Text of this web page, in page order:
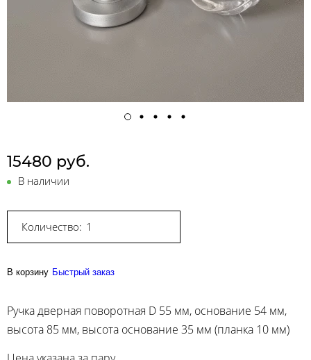
15480 руб.
В наличии
Количество:
В корзину Быстрый заказ
Ручка дверная поворотная D 55 мм, основание 54 мм,
высота 85 мм, высота основание 35 мм (планка 10 мм)